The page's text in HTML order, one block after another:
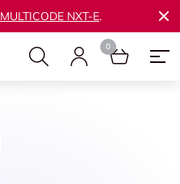
MULTICODE NXT-E.